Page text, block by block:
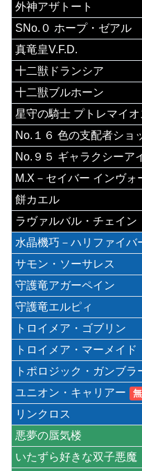
外神アザトート
SNo.０ ホープ・ゼアル
真竜皇V.F.D.
十二獣ドランシア
十二獣ブルホーン
星守の騎士 プトレマイオ
No.１６ 色の支配者ショ
No.９５ ギャラクシーア
M.X－セイバー インヴォ
餅カエル
ラヴァルバル・チェイン
水晶機巧－ハリファイバ
サモン・ソーサレス
守護竜アガーペイン
守護竜エルピィ
トロイメア・ゴブリン
トロイメア・マーメイド
トポロジック・ガンブラ
ユニオン・キャリアー
リンクロス
悪夢の蜃気楼
いたずら好きな双子悪魔